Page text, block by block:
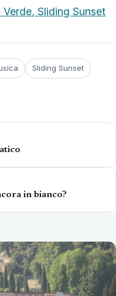
Sliding Sunset
Sliding Sunset
in bianco?